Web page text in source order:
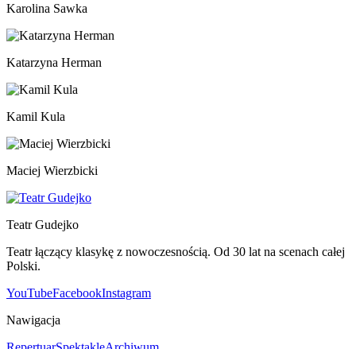
Karolina Sawka
Katarzyna Herman
Kamil Kula
Maciej Wierzbicki
Teatr Gudejko
Teatr łączący klasykę z nowoczesnością. Od 30 lat na scenach całej
Polski.
YouTubeFacebookInstagram
Nawigacja